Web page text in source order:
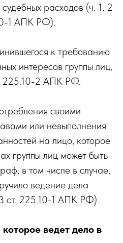
расходов (ч. 1, 2
1 АПК РФ).
к требованию
интересов группы лиц,
225.10-2 АПК РФ.
своими
или невыполнения
на лицо, которое
группы лиц может быть
в том числе в случае,
ведение дела
ст. 225.10-1 АПК РФ).
ведет дело в